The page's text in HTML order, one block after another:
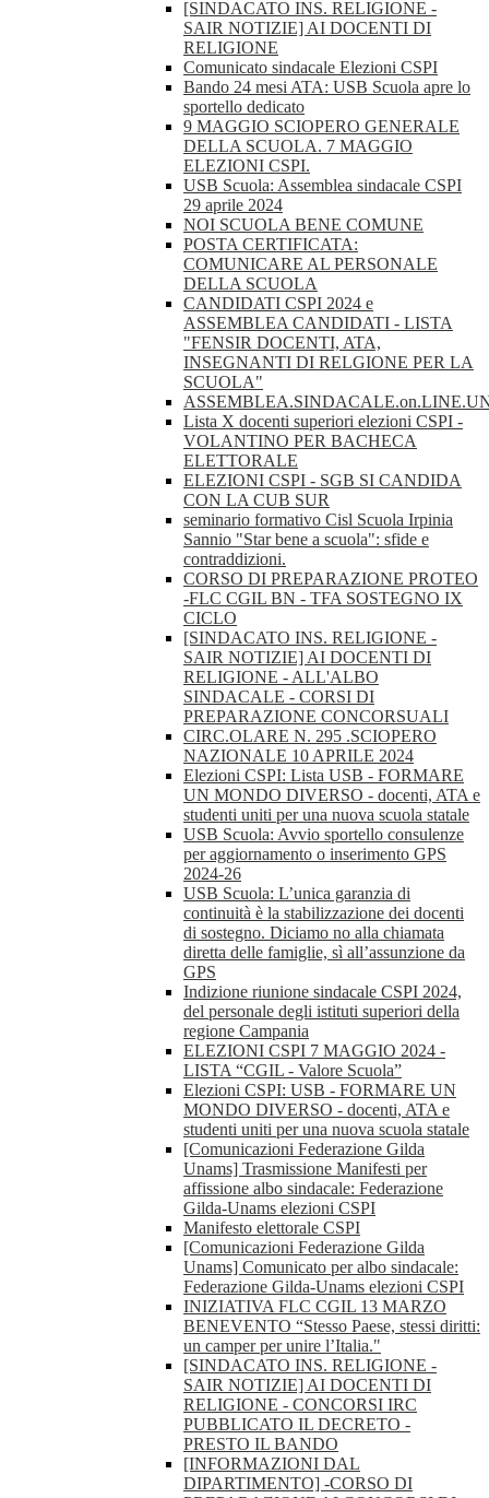
[SINDACATO INS. RELIGIONE -
SAIR NOTIZIE] AI DOCENTI DI
RELIGIONE
Comunicato sindacale Elezioni CSPI
Bando 24 mesi ATA: USB Scuola apre lo
sportello dedicato
9 MAGGIO SCIOPERO GENERALE
DELLA SCUOLA. 7 MAGGIO
ELEZIONI CSPI.
USB Scuola: Assemblea sindacale CSPI
29 aprile 2024
NOI SCUOLA BENE COMUNE
POSTA CERTIFICATA:
COMUNICARE AL PERSONALE
DELLA SCUOLA
CANDIDATI CSPI 2024 e
ASSEMBLEA CANDIDATI - LISTA
"FENSIR DOCENTI, ATA,
INSEGNANTI DI RELGIONE PER LA
SCUOLA"
Lista X docenti superiori elezioni CSPI -
VOLANTINO PER BACHECA
ELETTORALE
ELEZIONI CSPI - SGB SI CANDIDA
CON LA CUB SUR
seminario formativo Cisl Scuola Irpinia
Sannio "Star bene a scuola": sfide e
contraddizioni.
CORSO DI PREPARAZIONE PROTEO
-FLC CGIL BN - TFA SOSTEGNO IX
CICLO
[SINDACATO INS. RELIGIONE -
SAIR NOTIZIE] AI DOCENTI DI
RELIGIONE - ALL'ALBO
SINDACALE - CORSI DI
PREPARAZIONE CONCORSUALI
CIRC.OLARE N. 295 .SCIOPERO
NAZIONALE 10 APRILE 2024
Elezioni CSPI: Lista USB - FORMARE
UN MONDO DIVERSO - docenti, ATA e
studenti uniti per una nuova scuola statale
USB Scuola: Avvio sportello consulenze
per aggiornamento o inserimento GPS
2024-26
USB Scuola: L’unica garanzia di
continuità è la stabilizzazione dei docenti
di sostegno. Diciamo no alla chiamata
diretta delle famiglie, sì all’assunzione da
GPS
Indizione riunione sindacale CSPI 2024,
del personale degli istituti superiori della
regione Campania
ELEZIONI CSPI 7 MAGGIO 2024 -
LISTA “CGIL - Valore Scuola”
Elezioni CSPI: USB - FORMARE UN
MONDO DIVERSO - docenti, ATA e
studenti uniti per una nuova scuola statale
[Comunicazioni Federazione Gilda
Unams] Trasmissione Manifesti per
affissione albo sindacale: Federazione
Gilda-Unams elezioni CSPI
Manifesto elettorale CSPI
[Comunicazioni Federazione Gilda
Unams] Comunicato per albo sindacale:
Federazione Gilda-Unams elezioni CSPI
INIZIATIVA FLC CGIL 13 MARZO
BENEVENTO “Stesso Paese, stessi diritti:
un camper per unire l’Italia."
[SINDACATO INS. RELIGIONE -
SAIR NOTIZIE] AI DOCENTI DI
RELIGIONE - CONCORSI IRC
PUBBLICATO IL DECRETO -
PRESTO IL BANDO
[INFORMAZIONI DAL
DIPARTIMENTO] -CORSO DI